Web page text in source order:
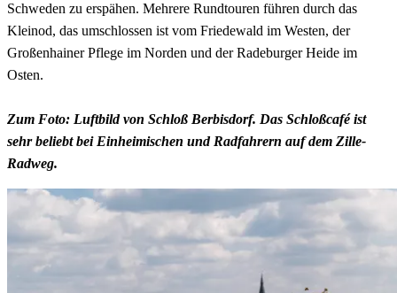
Schweden zu erspähen. Mehrere Rundtouren führen durch das
Kleinod, das umschlossen ist vom Friedewald im Westen, der
Großenhainer Pflege im Norden und der Radeburger Heide im
Osten.
Zum Foto: Luftbild von Schloß Berbisdorf. Das Schloßcafé ist
sehr beliebt bei Einheimischen und Radfahrern auf dem Zille-
Radweg.